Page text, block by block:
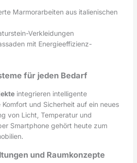
Marmorarbeiten aus italienischen
Verkleidungen
mit Energieeffizienz-
für jeden Bedarf
integrieren intelligente
und Sicherheit auf ein neues
von Licht, Temperatur und
Smartphone gehört heute zum
und Raumkonzepte